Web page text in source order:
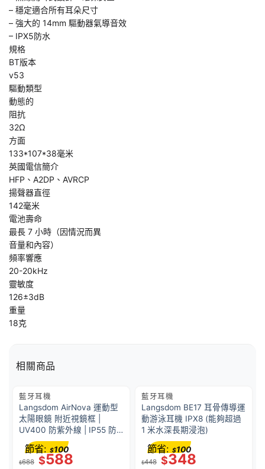
– 穩定適合所有耳朵尺寸
– 強大的 14mm 驅動器氣導音效
– IPX5防水
規格
BT版本
v53
驅動類型
動態的
阻抗
32Ω
方面
133*107*38毫米
英國電信簡介
HFP、A2DP、AVRCP
揚聲器直徑
142毫米
電池壽命
最長 7 小時（因情況而異
音量和內容）
頻率響應
20-20kHz
靈敏度
126±3dB
重量
18克
相關商品
藍牙耳機
Langsdom AirNova 運動型
太陽眼鏡 附近視鏡框 |
UV400 防紫外線 | IP55 防
汗水 | OpenEar 內置藍牙立
體聲空氣傳動耳機 | TAC 偏
光鏡片 | 防反射 (跑步、馬拉
$688 $588
節省: $100
藍牙耳機
Langsdom BE17 耳骨傳導運
動游泳耳機 IPX8 (能夠超過
1 米水深長期浸泡)
$448 $348
節省: $100